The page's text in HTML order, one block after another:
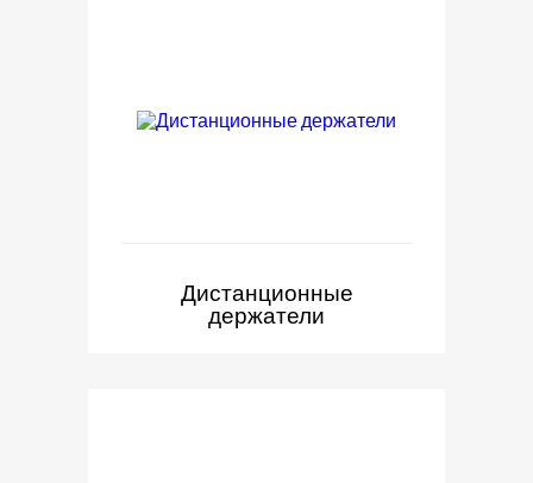
Дистанционные
держатели